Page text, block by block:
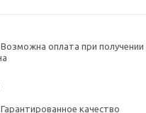
Возможна оплата при получении
Гарантированное качество